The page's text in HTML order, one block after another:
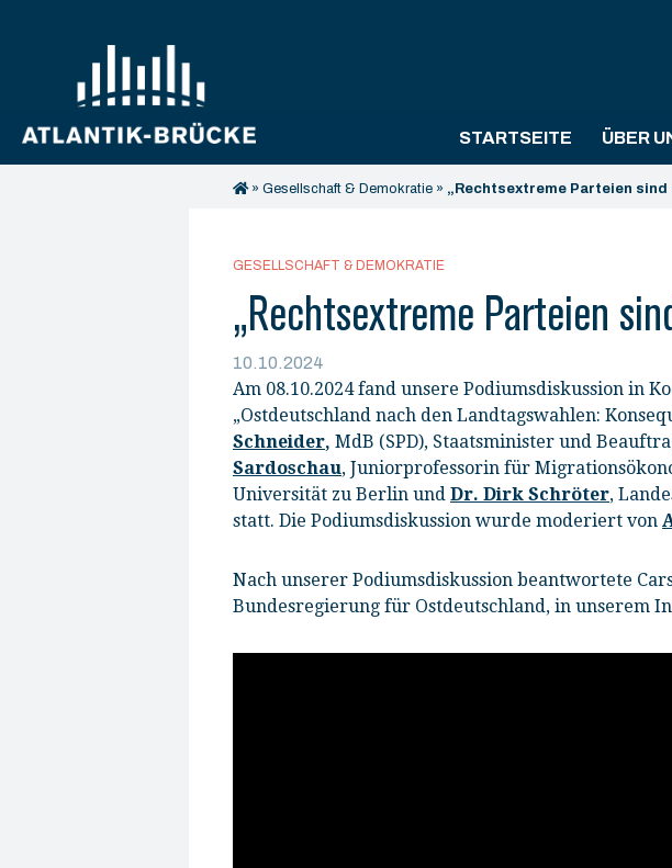
STARTSEITE ÜBER
» Gesellschaft & Demokratie » „Rechtsextreme Parteien
GESELLSCHAFT & DEMOKRATIE
„Rechtsextreme Parteien
10.10.2024
Am 08.10.2024 fand unsere Podiumsdiskussion in
„Ostdeutschland nach den Landtagswahlen:
Schneider, MdB (SPD), Staatsminister und
Sardoschau, Juniorprofessorin für
Universität zu Berlin und Dr. Dirk Schröter,
statt. Die Podiumsdiskussion wurde moderiert von
Nach unserer Podiumsdiskussion beantwortete
Bundesregierung für Ostdeutschland, in unserem